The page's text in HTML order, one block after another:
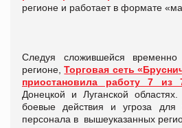
регионе и работает в формате
Следуя сложившейся
регионе,Торговая сеть
приостановила работу 7 из
Донецкой и Луганской
боевые действия и угроза для
персонала в вышеуказанных